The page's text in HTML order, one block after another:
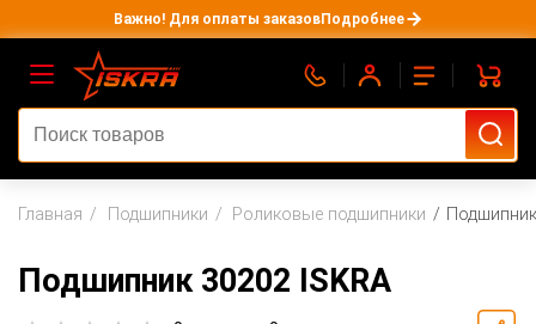
Важно! Для оплаты заказовПодробнее
Главная Подшипники Роликовые подшипники
Подшипник 30202 ISKRA